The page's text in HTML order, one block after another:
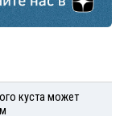
куста может